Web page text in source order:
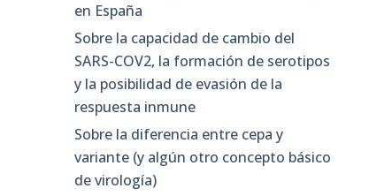
en España
Sobre la capacidad de cambio del
SARS-COV2, la formación de serotipos
y la posibilidad de evasión de la
respuesta inmune
Sobre la diferencia entre cepa y
variante (y algún otro concepto básico
de virología)